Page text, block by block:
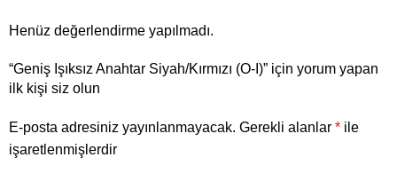
Henüz değerlendirme yapılmadı.
“Geniş Işıksız Anahtar Siyah/Kırmızı (O-I)” için yorum yapan
ilk kişi siz olun
E-posta adresiniz yayınlanmayacak. Gerekli alanlar * ile
işaretlenmişlerdir